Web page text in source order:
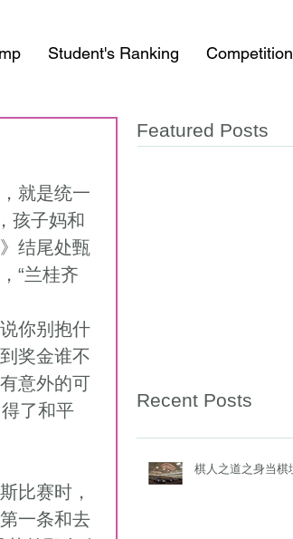
Student's Ranking
孩子妈和
结尾处甄
“兰桂齐
你别抱什
奖金谁不
意外的可
了和平
一条和去
Featured Posts
Recent Posts
棋人之道之身当棋